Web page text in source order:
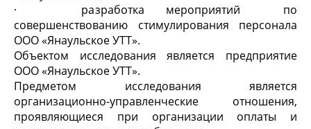
· разработка мероприятий по
совершенствованию стимулирования персонала
ООО «Янаульское УТТ».
Объектом исследования является предприятие
ООО «Янаульское УТТ».
Предметом исследования является
организационно-управленческие отношения,
проявляющиеся при организации оплаты и